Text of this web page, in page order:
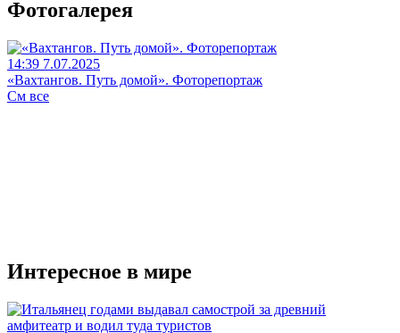
Фотогалерея
14:39 7.07.2025
«Вахтангов. Путь домой». Фоторепортаж
См все
Интересное в мире